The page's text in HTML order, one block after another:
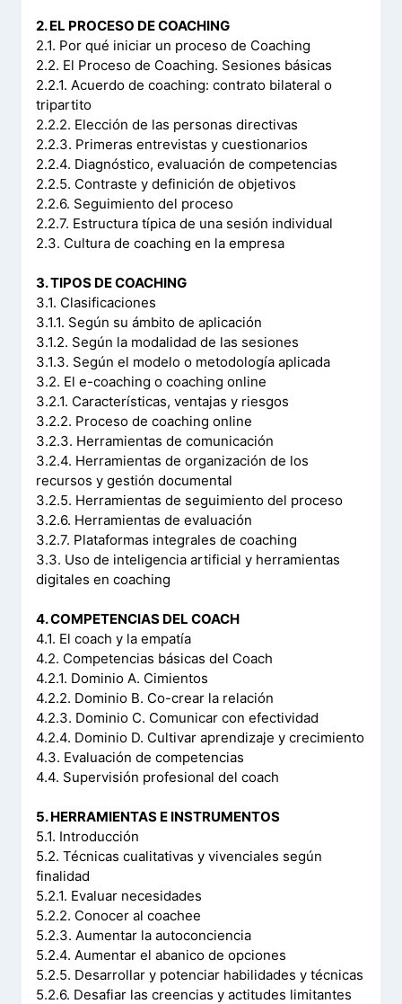
2. EL PROCESO DE COACHING
2.1. Por qué iniciar un proceso de Coaching
2.2. El Proceso de Coaching. Sesiones básicas
2.2.1. Acuerdo de coaching: contrato bilateral o
tripartito
2.2.2. Elección de las personas directivas
2.2.3. Primeras entrevistas y cuestionarios
2.2.4. Diagnóstico, evaluación de competencias
2.2.5. Contraste y definición de objetivos
2.2.6. Seguimiento del proceso
2.2.7. Estructura típica de una sesión individual
2.3. Cultura de coaching en la empresa
3. TIPOS DE COACHING
3.1. Clasificaciones
3.1.1. Según su ámbito de aplicación
3.1.2. Según la modalidad de las sesiones
3.1.3. Según el modelo o metodología aplicada
3.2. El e-coaching o coaching online
3.2.1. Características, ventajas y riesgos
3.2.2. Proceso de coaching online
3.2.3. Herramientas de comunicación
3.2.4. Herramientas de organización de los
recursos y gestión documental
3.2.5. Herramientas de seguimiento del proceso
3.2.6. Herramientas de evaluación
3.2.7. Plataformas integrales de coaching
3.3. Uso de inteligencia artificial y herramientas
digitales en coaching
4. COMPETENCIAS DEL COACH
4.1. El coach y la empatía
4.2. Competencias básicas del Coach
4.2.1. Dominio A. Cimientos
4.2.2. Dominio B. Co-crear la relación
4.2.3. Dominio C. Comunicar con efectividad
4.2.4. Dominio D. Cultivar aprendizaje y crecimiento
4.3. Evaluación de competencias
4.4. Supervisión profesional del coach
5. HERRAMIENTAS E INSTRUMENTOS
5.1. Introducción
5.2. Técnicas cualitativas y vivenciales según
finalidad
5.2.1. Evaluar necesidades
5.2.2. Conocer al coachee
5.2.3. Aumentar la autoconciencia
5.2.4. Aumentar el abanico de opciones
5.2.5. Desarrollar y potenciar habilidades y técnicas
5.2.6. Desafiar las creencias y actitudes limitantes